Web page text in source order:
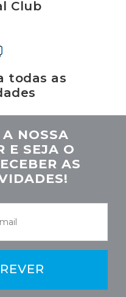
Club
todas as
A NOSSA
E SEJA O
AS